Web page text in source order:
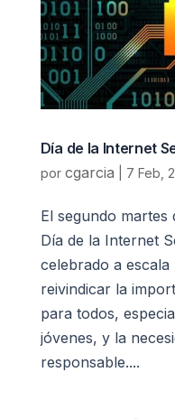
Día de la Internet
por cgarcia 7 Feb,
El segundo
Día de la Internet
celebrado a
reivindicar la
para todos,
jóvenes, y la
responsable....